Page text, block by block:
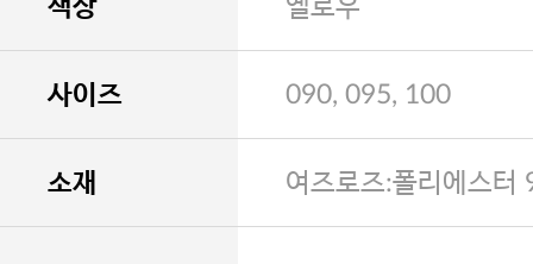
색상 옐로우
사이즈 090, 095, 100
소재 여즈로즈:폴리에스터